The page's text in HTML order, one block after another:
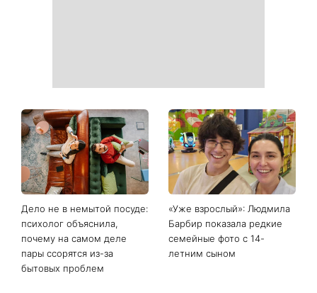
День ангела 9 августа:
Пантелеймон, Николай и
Сава среди именинников -
почему в этот день стоит
совершить доброе дело
Самый популярный летний
салат: готовим «Зеленую
богиню»